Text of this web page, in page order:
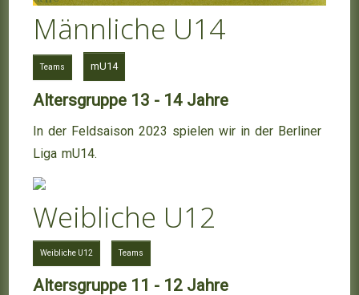
Männliche U14
Teams mU14
Altersgruppe 13 - 14 Jahre
In der Feldsaison 2023 spielen wir in der Berliner
Liga mU14.
Weibliche U12
Weibliche U12 Teams
Altersgruppe 11 - 12 Jahre